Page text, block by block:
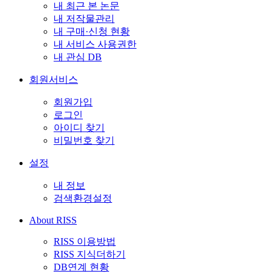
내 최근 본 논문
내 저작물관리
내 구매·신청 현황
내 서비스 사용권한
내 관심 DB
회원서비스
회원가입
로그인
아이디 찾기
비밀번호 찾기
설정
내 정보
검색환경설정
About RISS
RISS 이용방법
RISS 지식더하기
DB연계 현황